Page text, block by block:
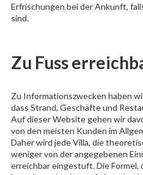
Erfrischungen bei der Ankunft,
sind.
Zu Fuss
Zu Informationszwecken haben
dass Strand, Geschäfte und
Auf dieser Website gehen wir
von den meisten Kunden im
Daher wird jede Villa, die
weniger von der angegebenen
erreichbar eingestuft. Die Formel,